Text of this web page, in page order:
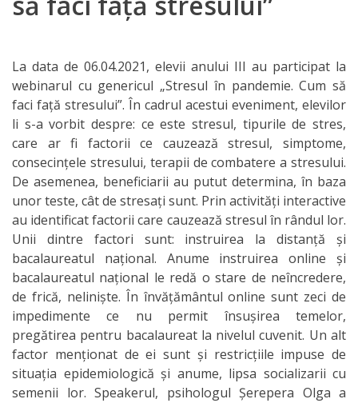
IPCMC
Posturi
vacante
Transparență
Planuri și
rapoarte
de
activitate
Нормативные
акты
Organizare
La data de 06.04.2021, elevii anului III au participat la
webinarul cu genericul „Stresul în pandemie. Cum să
faci față stresului”. În cadrul acestui eveniment, elevilor
li s-a vorbit despre: ce este stresul, tipurile de stres,
care ar fi factorii ce cauzează stresul, simptome,
consecințele stresului, terapii de combatere a stresului.
De asemenea, beneficiarii au putut determina, în baza
unor teste, cât de stresați sunt. Prin activități interactive
au identificat factorii care cauzează stresul în rândul lor.
Unii dintre factori sunt: instruirea la distanță și
bacalaureatul național. Anume instruirea online și
bacalaureatul național le redă o stare de neîncredere,
de frică, neliniște. În învățământul online sunt zeci de
impedimente ce nu permit însușirea temelor,
pregătirea pentru bacalaureat la nivelul cuvenit. Un alt
factor menționat de ei sunt și restricțiile impuse de
situația epidemiologică și anume, lipsa socializarii cu
semenii lor. Speakerul, psihologul Șerepera Olga a